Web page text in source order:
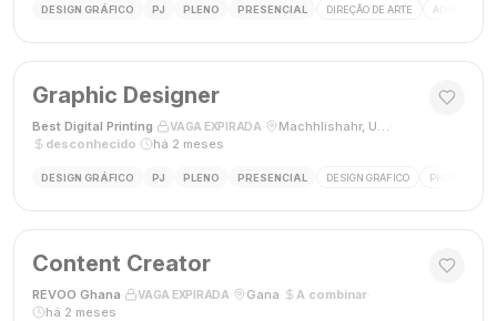
DESIGN GRÁFICO PJ PLENO PRESENCIAL DIREÇÃO DE ARTE ADOBE
Graphic Designer
Best Digital Printing VAGA EXPIRADA Machhlishahr, Uttar Pradesh, Índia
desconhecido
há 2 meses
DESIGN GRÁFICO PJ PLENO PRESENCIAL DESIGN GRÁFICO PHOTOSHOP
Content Creator
REVOO Ghana VAGA EXPIRADA Gana A combinar·
há 2 meses